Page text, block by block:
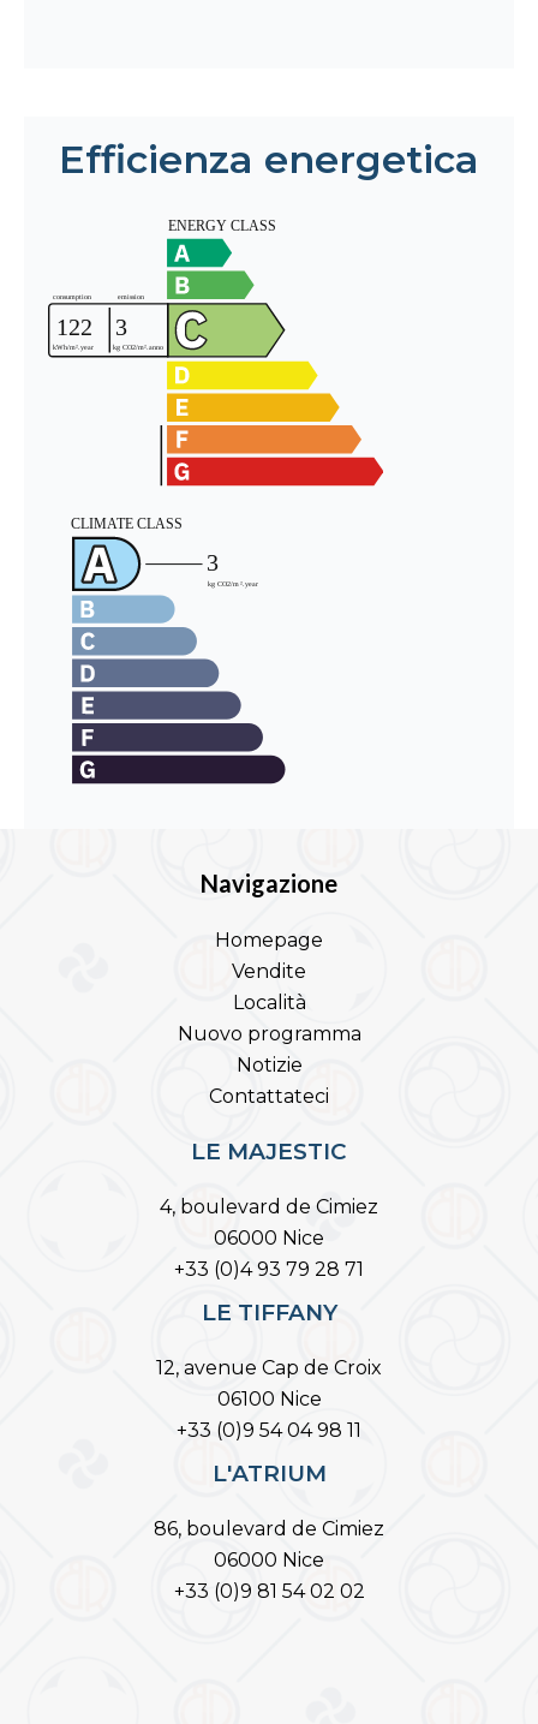
Efficienza energetica
Navigazione
Homepage
Vendite
Località
Nuovo programma
Notizie
Contattateci
LE MAJESTIC
4, boulevard de Cimiez
06000 Nice
+33 (0)4 93 79 28 71
LE TIFFANY
12, avenue Cap de Croix
06100 Nice
+33 (0)9 54 04 98 11
L'ATRIUM
86, boulevard de Cimiez
06000 Nice
+33 (0)9 81 54 02 02